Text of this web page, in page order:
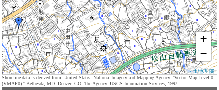
+
−
国土地理院
Shoreline data is derived from: United States. National Imagery and Mapping Agency. "Vector Map Level 0
(VMAP0)." Bethesda, MD: Denver, CO: The Agency; USGS Information Services, 1997.